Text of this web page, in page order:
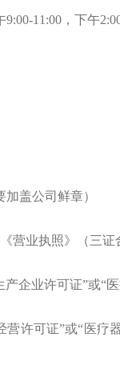
11:00，下午
加盖公司鲜章）
《营业执照》（三证
产企业许可证”或“
营许可证”或“医疗